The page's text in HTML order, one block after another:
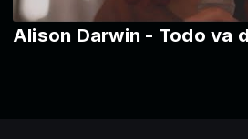
Alison Darwin - Todo va